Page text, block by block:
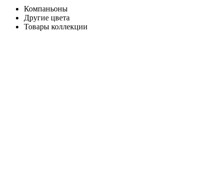
Компаньоны
Другие цвета
Товары коллекции